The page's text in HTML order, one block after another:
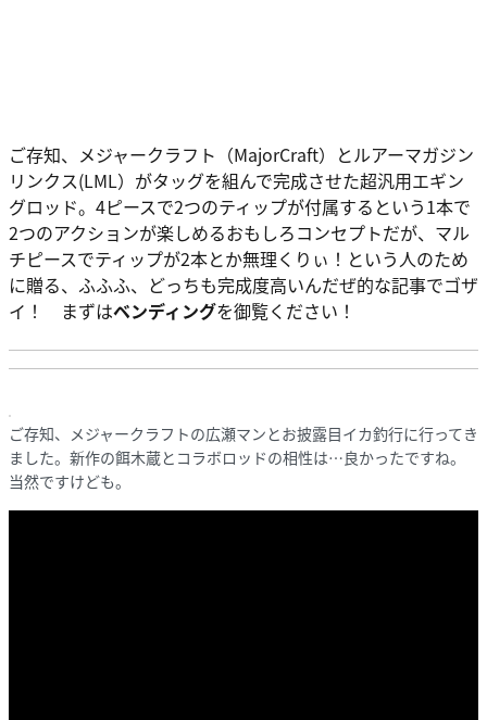
ご存知、メジャークラフト（MajorCraft）とルアーマガジン
リンクス(LML）がタッグを組んで完成させた超汎用エギン
グロッド。4ピースで2つのティップが付属するという1本で
2つのアクションが楽しめるおもしろコンセプトだが、マル
チピースでティップが2本とか無理くりぃ！という人のため
に贈る、ふふふ、どっちも完成度高いんだぜ的な記事でゴザ
イ！ まずはベンディングを御覧ください！
ご存知、メジャークラフトの広瀬マンとお披露目イカ釣行に行ってき
ました。新作の餌木蔵とコラボロッドの相性は…良かったですね。
当然ですけども。